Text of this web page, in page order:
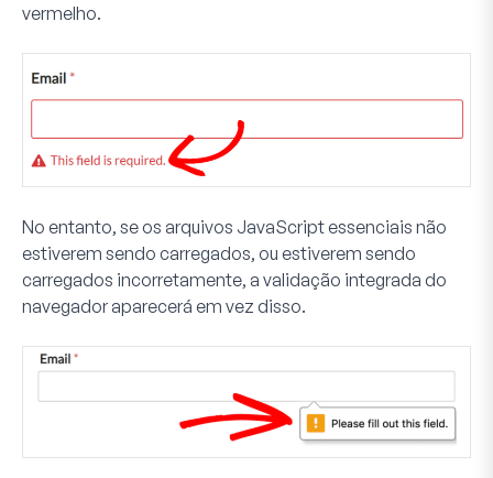
vermelho.
No entanto, se os arquivos JavaScript essenciais não
estiverem sendo carregados, ou estiverem sendo
carregados incorretamente, a validação integrada do
navegador aparecerá em vez disso.